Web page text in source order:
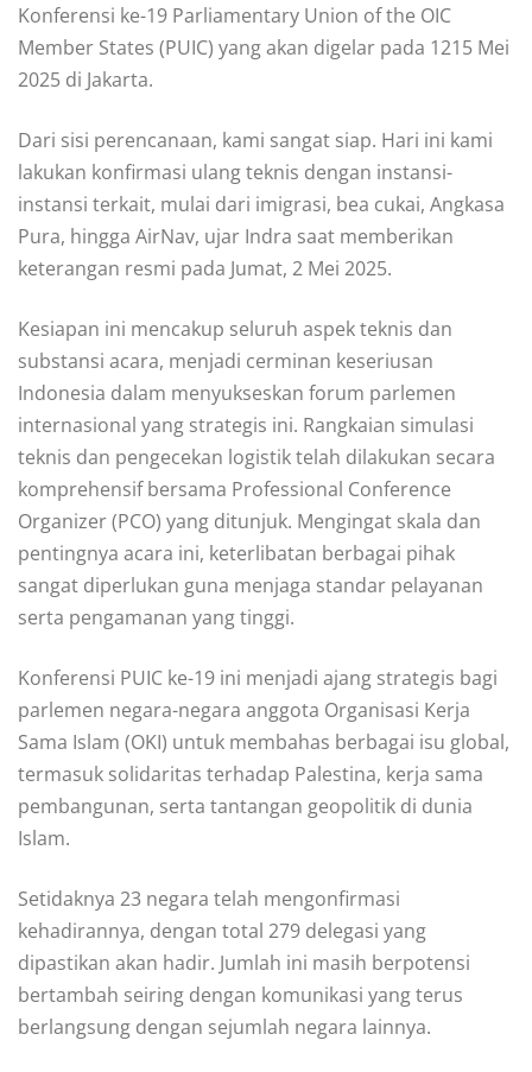
Konferensi ke-19 Parliamentary Union of the OIC
Member States (PUIC) yang akan digelar pada 1215 Mei
2025 di Jakarta.
Dari sisi perencanaan, kami sangat siap. Hari ini kami
lakukan konfirmasi ulang teknis dengan instansi-
instansi terkait, mulai dari imigrasi, bea cukai, Angkasa
Pura, hingga AirNav, ujar Indra saat memberikan
keterangan resmi pada Jumat, 2 Mei 2025.
Kesiapan ini mencakup seluruh aspek teknis dan
substansi acara, menjadi cerminan keseriusan
Indonesia dalam menyukseskan forum parlemen
internasional yang strategis ini. Rangkaian simulasi
teknis dan pengecekan logistik telah dilakukan secara
komprehensif bersama Professional Conference
Organizer (PCO) yang ditunjuk. Mengingat skala dan
pentingnya acara ini, keterlibatan berbagai pihak
sangat diperlukan guna menjaga standar pelayanan
serta pengamanan yang tinggi.
Konferensi PUIC ke-19 ini menjadi ajang strategis bagi
parlemen negara-negara anggota Organisasi Kerja
Sama Islam (OKI) untuk membahas berbagai isu global,
termasuk solidaritas terhadap Palestina, kerja sama
pembangunan, serta tantangan geopolitik di dunia
Islam.
Setidaknya 23 negara telah mengonfirmasi
kehadirannya, dengan total 279 delegasi yang
dipastikan akan hadir. Jumlah ini masih berpotensi
bertambah seiring dengan komunikasi yang terus
berlangsung dengan sejumlah negara lainnya.